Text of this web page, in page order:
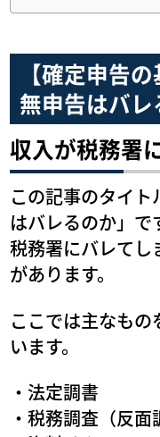
【確定申告
無申告はバレ
収入が税務署
この記事のタイ
はバレるのか」
税務署にバレてし
があります。
ここでは主なも
います。
・法定調書
・税務調査（反面